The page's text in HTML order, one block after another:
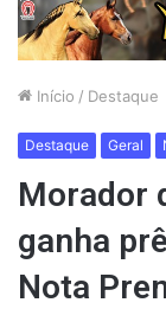
Início / Destaque
Destaque Geral
Morador
ganha
Nota